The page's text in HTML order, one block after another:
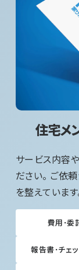
住宅メ
サービス内容
ださい。 ご依
を整えています
費用･委
報告書･チェ